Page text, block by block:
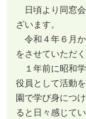
日頃より同窓
ざいます。
令和４年６月
をさせていただ
１年前に昭和
役員として活動
園で学び身につ
ると日々感じて